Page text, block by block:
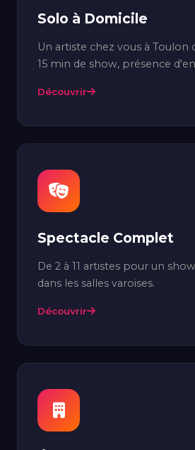
Solo à Domicile
Un artiste chez vous à Toulon
15 min de show, présence
Découvrir
Spectacle Complet
De 2 à 11 artistes pour un
dans les salles varoises.
Découvrir